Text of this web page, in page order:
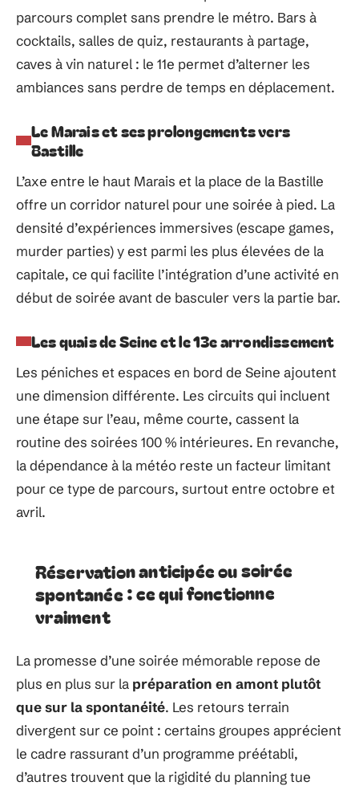
parcours complet sans prendre le métro. Bars à
cocktails, salles de quiz, restaurants à partage,
caves à vin naturel : le 11e permet d’alterner les
ambiances sans perdre de temps en déplacement.
Le Marais et ses prolongements vers
Bastille
L’axe entre le haut Marais et la place de la Bastille
offre un corridor naturel pour une soirée à pied. La
densité d’expériences immersives (escape games,
murder parties) y est parmi les plus élevées de la
capitale, ce qui facilite l’intégration d’une activité en
début de soirée avant de basculer vers la partie bar.
Les quais de Seine et le 13e arrondissement
Les péniches et espaces en bord de Seine ajoutent
une dimension différente. Les circuits qui incluent
une étape sur l’eau, même courte, cassent la
routine des soirées 100 % intérieures. En revanche,
la dépendance à la météo reste un facteur limitant
pour ce type de parcours, surtout entre octobre et
avril.
Réservation anticipée ou soirée
spontanée : ce qui fonctionne
vraiment
La promesse d’une soirée mémorable repose de
plus en plus sur la préparation en amont plutôt
que sur la spontanéité. Les retours terrain
divergent sur ce point : certains groupes apprécient
le cadre rassurant d’un programme préétabli,
d’autres trouvent que la rigidité du planning tue